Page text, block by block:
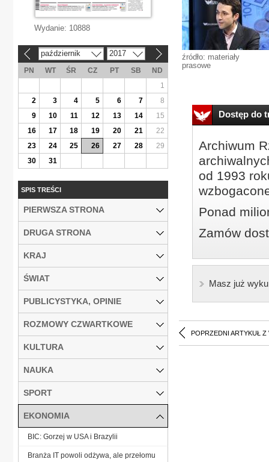
źródło: materiały
prasowe
Dostęp do
Archiwum
od 1993
Ponad
Zamów
Masz już
POPRZEDNI ARTYKUŁ Z
Wydanie: 10888
październik 2017
PN WT ŚR CZ PT SB
ND
1
2
3 4 5 6 7
8
9
10 11 12 13 14
15
16
17 18 19 20 21
22
23
24 25 26 27 28
29
30
31
SPIS TREŚCI
PIERWSZA STRONA
DRUGA STRONA
KRAJ
ŚWIAT
PUBLICYSTYKA, OPINIE
ROZMOWY CZWARTKOWE
KULTURA
NAUKA
SPORT
EKONOMIA
BIC: Gorzej w USA i Brazylii
Branża IT powoli odżywa, ale przełomu